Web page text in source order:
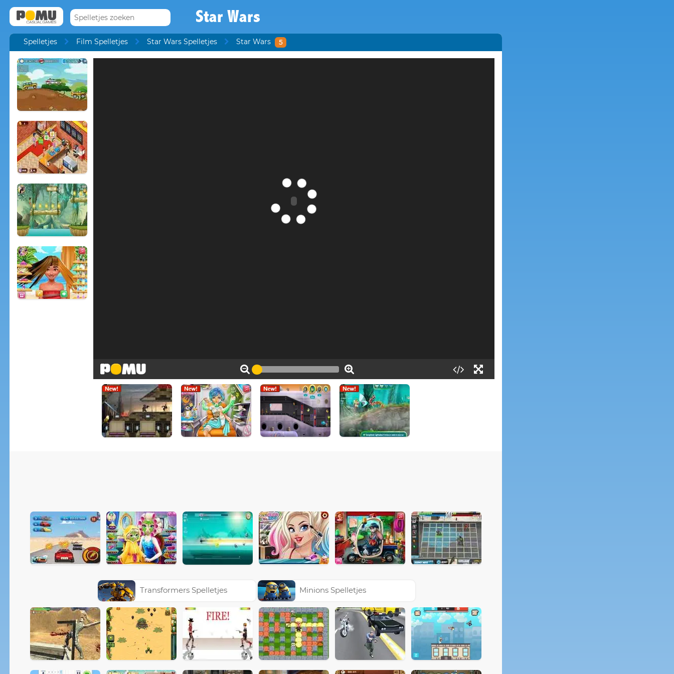
Star Wars
Spelletjes Film Spelletjes Star Wars Spelletjes Star Wars 5
Transformers Spelletjes Minions Spelletjes